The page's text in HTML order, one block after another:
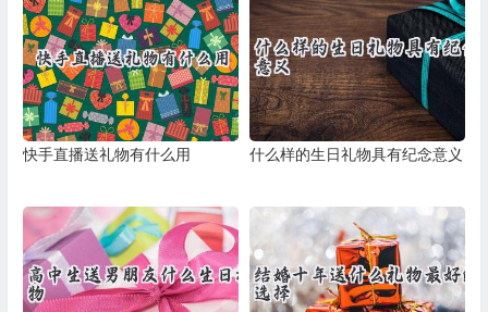
快手直播送礼物有什么用 什么样的生日礼物具有纪念意义